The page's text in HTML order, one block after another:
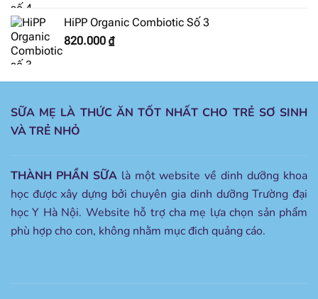
HiPP Organic Combiotic Số 3
820.000 ₫
SỮA MẸ LÀ THỨC ĂN TỐT NHẤT CHO TRẺ SƠ SINH
VÀ TRẺ NHỎ
THÀNH PHẦN SỮA là một website về dinh dưỡng khoa
học được xây dựng bởi chuyên gia dinh dưỡng Trường đại
học Y Hà Nội. Website hỗ trợ cha mẹ lựa chọn sản phẩm
phù hợp cho con, không nhằm mục đich quảng cáo.